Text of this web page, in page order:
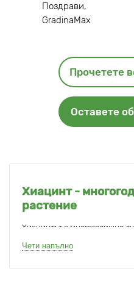
Поздрави,
GradinaMax
Прочетете
Оставете
Хиацинт -
растение
Хиацинтът е многогодишно
камбанковидни цветове,
Чети напълно